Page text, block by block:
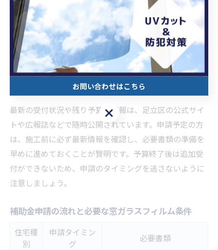
足立区の防犯対策補助事業は、毎年多くの申請が寄せら
れるため、予算消化のスピードが非常に速いのが特徴で
す。このため、受付開始から数カ月以内に予算が上限に
達し、受付終了となることが多く見られます。特に例年7
月前後には受付終了となる傾向があり、年度途中での追
加予算措置は原則として行われません。
最新の受付状況や残り予算の情報は、足立区の公式サイ
トや広報誌などで随時公開されています。申請予定の方
は、施工前に必ず最新情報を確認し、必要書類の準備を
早めに進めておくことが賢明です。予算終了後は追加受
付ができないため、申請のタイミングを逃さないように
注意しましょう。
補助金申請の流れと必要な窓ガラスフィルム条件
住宅種
別
申請タイミン
グ
必要書類
お問い合わせはこちら
お問い合わせはこちら